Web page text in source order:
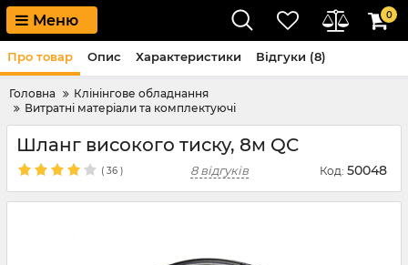
Меню 0
Головна
Клінінгове обладнання
Витратні матеріали та комплектуючі
Шланг високого тиску, 8м QC
( 36 ) 8 відгуків Код: 50048
Про товар Опис Характеристики Відгуки (8)